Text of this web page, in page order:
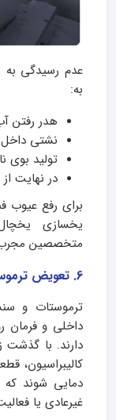
عدم رسیدگی به
به:
هدر رفتن
نشتی
تولید بوی
در نهایت
برای رفع
یخسازی
متخصصین مجرب
6. تعویض ترموستات یا سنسور یخچال هات پوینت
ترموستات و
داخلی و فرمان
دارند. با
کالیبراسیون،
دمایی شوند
غیرعادی یا